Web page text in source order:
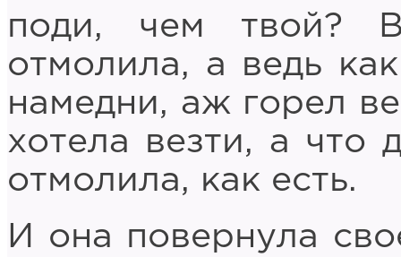
поди, чем твой?
отмолила, а ведь
намедни, аж горел
хотела везти, а что
отмолила, как есть.
И она повернула